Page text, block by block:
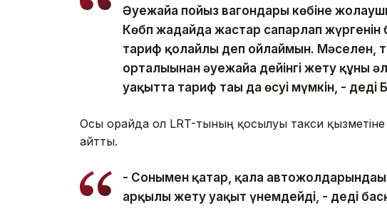
Әуежайға пойыз вагондары көбіне
Көбп жағдайда жастар сапарлап
тариф қолайлы деп ойлаймын. Мәселен,
орталығынан әуежайға дейінгі жету құны
уақытта тариф тағы да өсуі мүмкін, -
Осы орайда ол LRT-тының қосылуы такси қызметіне
айтты.
- Сонымен қатар, қала автожолдарындағы
арқылы жету уақыт үнемдейді, - деді